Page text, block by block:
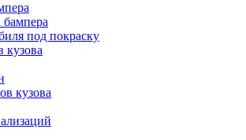
бампера
под покраску
кузова
кузова